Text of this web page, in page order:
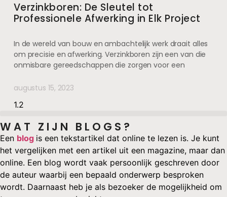
Verzinkboren: De Sleutel tot
Professionele Afwerking in Elk Project
In de wereld van bouw en ambachtelijk werk draait alles
om precisie en afwerking. Verzinkboren zijn een van die
onmisbare gereedschappen die zorgen voor een
augustus 15, 2023
WAT ZIJN BLOGS?
Een blog is een tekstartikel dat online te lezen is. Je kunt
het vergelijken met een artikel uit een magazine, maar dan
online. Een blog wordt vaak persoonlijk geschreven door
de auteur waarbij een bepaald onderwerp besproken
wordt. Daarnaast heb je als bezoeker de mogelijkheid om